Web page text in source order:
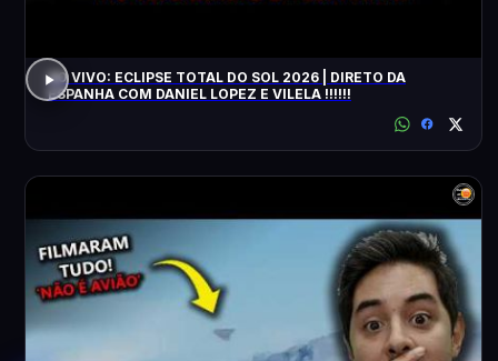
AO VIVO: ECLIPSE TOTAL DO SOL 2026 | DIRETO DA
ESPANHA COM DANIEL LOPEZ E VILELA !!!!!!